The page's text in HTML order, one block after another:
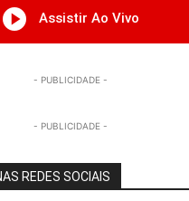
Assistir Ao Vivo
- PUBLICIDADE -
- PUBLICIDADE -
REDES SOCIAIS